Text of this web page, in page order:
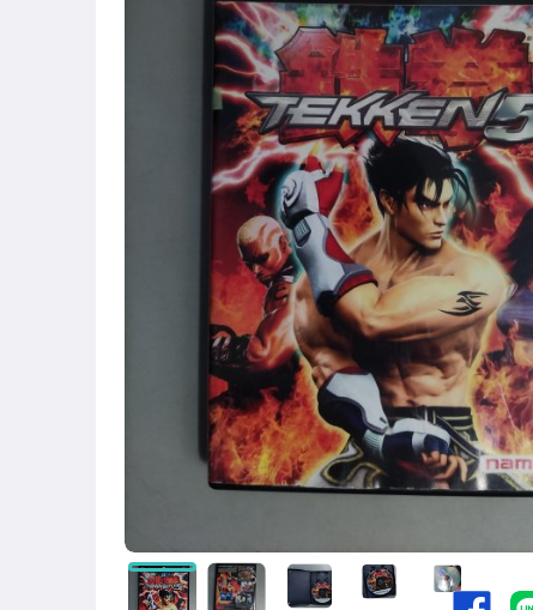
相機、攝影與周邊
電玩遊戲與主機